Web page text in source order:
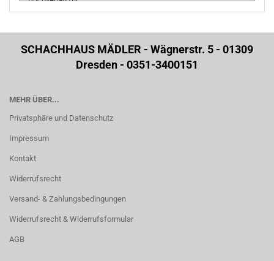
SCHACHHAUS MÄDLER - Wägnerstr. 5 - 01309
Dresden - 0351-3400151
MEHR ÜBER...
Privatsphäre und Datenschutz
Impressum
Kontakt
Widerrufsrecht
Versand- & Zahlungsbedingungen
Widerrufsrecht & Widerrufsformular
AGB